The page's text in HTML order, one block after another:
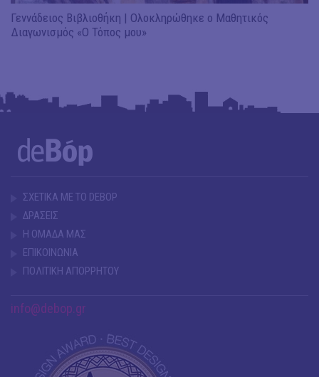
Γεννάδειος Βιβλιοθήκη | Ολοκληρώθηκε ο Μαθητικός
Διαγωνισμός «Ο Τόπος μου»
ΣΧΕΤΙΚΑ ΜΕ ΤΟ DEBOP
ΔΡΑΣΕΙΣ
Η ΟΜΑΔΑ ΜΑΣ
ΕΠΙΚΟΙΝΩΝΙΑ
ΠΟΛΙΤΙΚΗ ΑΠΟΡΡΗΤΟΥ
info@debop.gr